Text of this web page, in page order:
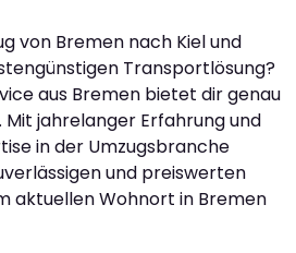
von Bremen nach Kiel und
Transportlösung?
aus Bremen bietet dir genau
Mit jahrelanger Erfahrung und
in der Umzugsbranche
und preiswerten
aktuellen Wohnort in Bremen